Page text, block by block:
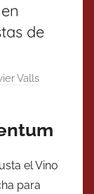
de
Valls
el Vino
para